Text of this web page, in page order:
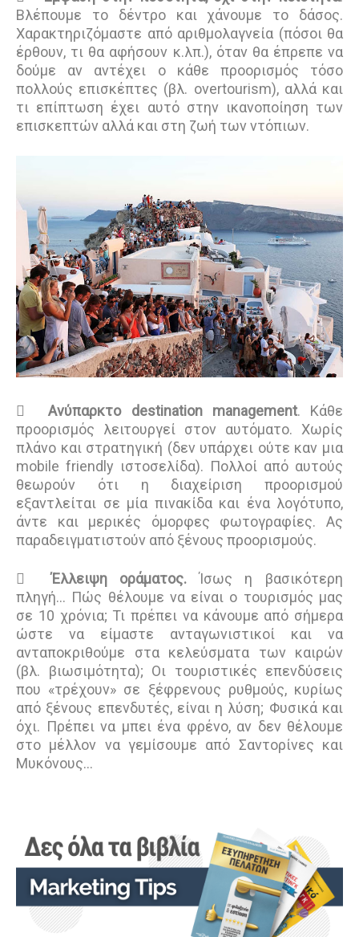
Βλέπουμε το δέντρο και χάνουμε το δάσος.
Χαρακτηριζόμαστε από αριθμολαγνεία (πόσοι θα
έρθουν, τι θα αφήσουν κ.λπ.), όταν θα έπρεπε να
δούμε αν αντέχει ο κάθε προορισμός τόσο
πολλούς επισκέπτες (βλ. overtourism), αλλά και
τι επίπτωση έχει αυτό στην ικανοποίηση των
επισκεπτών αλλά και στη ζωή των ντόπιων.
 Ανύπαρκτο destination management. Κάθε
προορισμός λειτουργεί στον αυτόματο. Χωρίς
πλάνο και στρατηγική (δεν υπάρχει ούτε καν μια
mobile friendly ιστοσελίδα). Πολλοί από αυτούς
θεωρούν ότι η διαχείριση προορισμού
εξαντλείται σε μία πινακίδα και ένα λογότυπο,
άντε και μερικές όμορφες φωτογραφίες. Ας
παραδειγματιστούν από ξένους προορισμούς.
 Έλλειψη οράματος. Ίσως η βασικότερη
πληγή… Πώς θέλουμε να είναι ο τουρισμός μας
σε 10 χρόνια; Τι πρέπει να κάνουμε από σήμερα
ώστε να είμαστε ανταγωνιστικοί και να
ανταποκριθούμε στα κελεύσματα των καιρών
(βλ. βιωσιμότητα); Οι τουριστικές επενδύσεις
που «τρέχουν» σε ξέφρενους ρυθμούς, κυρίως
από ξένους επενδυτές, είναι η λύση; Φυσικά και
όχι. Πρέπει να μπει ένα φρένο, αν δεν θέλουμε
στο μέλλον να γεμίσουμε από Σαντορίνες και
Μυκόνους…